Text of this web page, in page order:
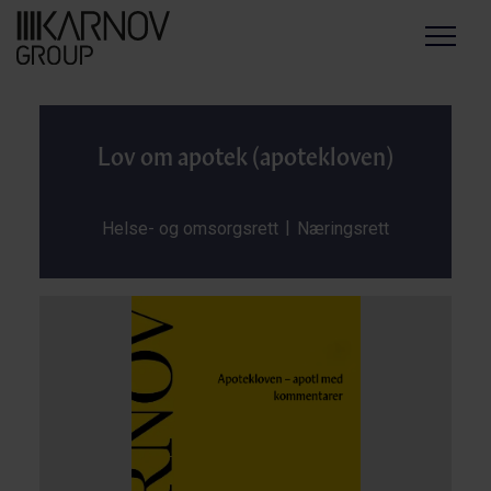
Menu
Lov om apotek (apotekloven)
|